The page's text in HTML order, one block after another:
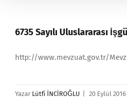
6735 Sayılı Uluslararası
http://www.mevzuat.gov.tr/
Yazar Lütfi İNCİROĞLU 20 Eylül 2016